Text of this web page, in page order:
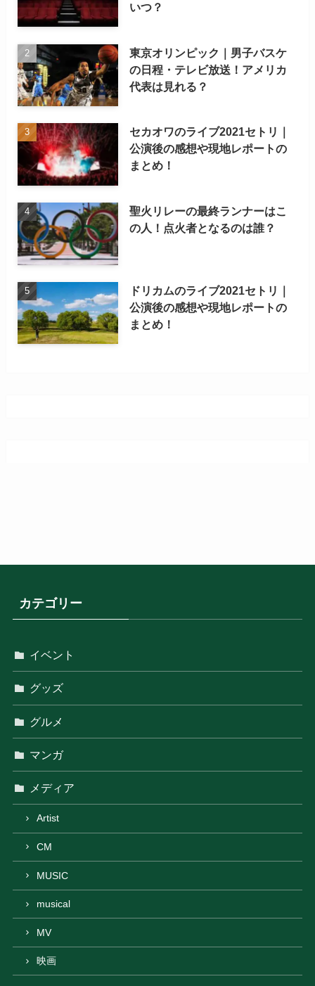
いつ？
東京オリンピック｜男子バスケ
の日程・テレビ放送！アメリカ
代表は見れる？
セカオワのライブ2021セトリ｜
公演後の感想や現地レポートの
まとめ！
聖火リレーの最終ランナーはこ
の人！点火者となるのは誰？
ドリカムのライブ2021セトリ｜
公演後の感想や現地レポートの
まとめ！
カテゴリー
イベント
グッズ
グルメ
マンガ
メディア
Artist
CM
MUSIC
musical
MV
映画